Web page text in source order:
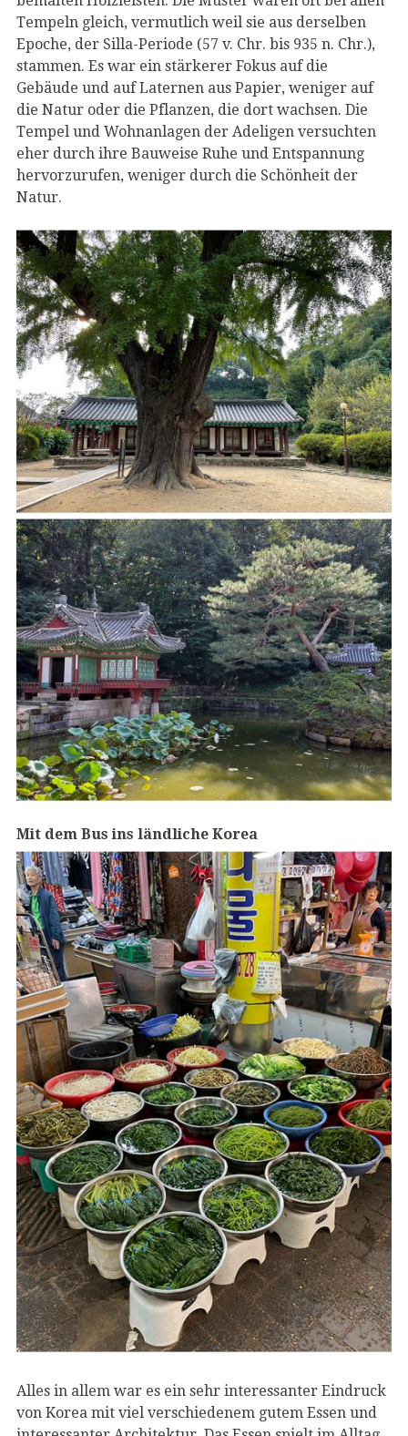
Tempeln gleich, vermutlich weil sie aus derselben
Epoche, der Silla-Periode (57 v. Chr. bis 935 n. Chr.),
stammen. Es war ein stärkerer Fokus auf die
Gebäude und auf Laternen aus Papier, weniger auf
die Natur oder die Pflanzen, die dort wachsen. Die
Tempel und Wohnanlagen der Adeligen versuchten
eher durch ihre Bauweise Ruhe und Entspannung
hervorzurufen, weniger durch die Schönheit der
Natur.
Mit dem Bus ins ländliche Korea
Alles in allem war es ein sehr interessanter Eindruck
von Korea mit viel verschiedenem gutem Essen und